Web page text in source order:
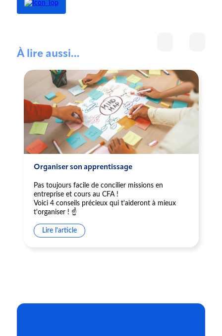
À lire aussi...
Organiser son apprentissage
Pas toujours facile de concilier missions en
entreprise et cours au CFA !
Voici 4 conseils précieux qui t'aideront à mieux
t'organiser ! ☝️
Lire l'article